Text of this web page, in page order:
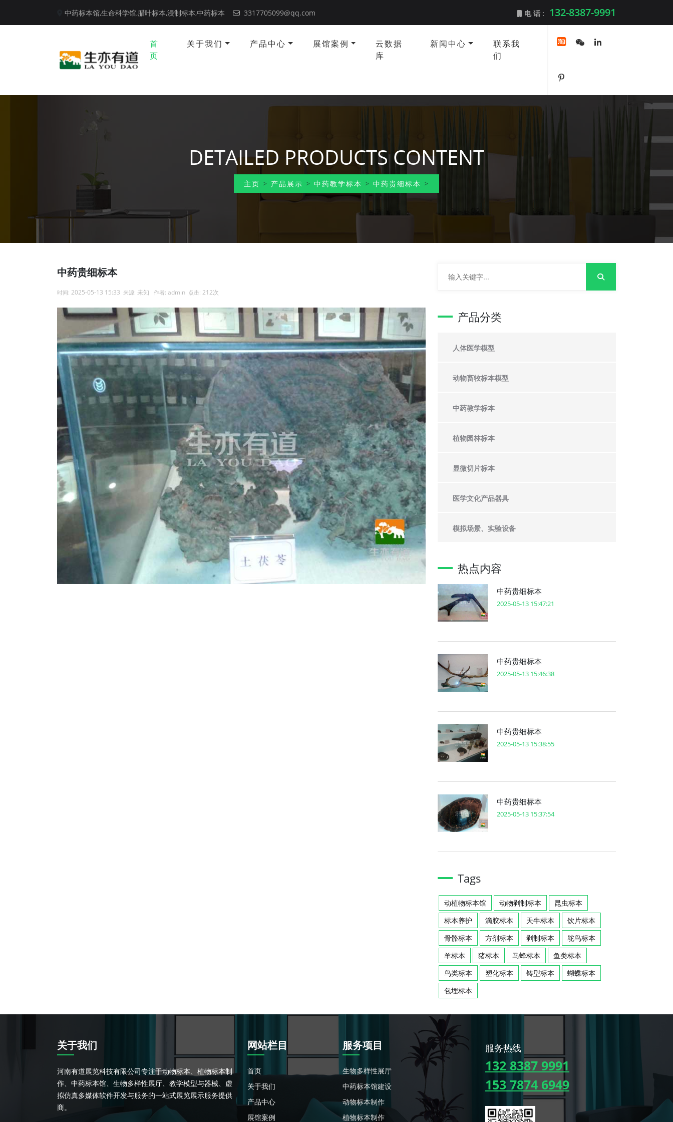
中药标本馆,生命科学馆,腊叶标本,浸制标本,中药标本 3317705099@qq.com 电 话 : 132-8387-9991
首
页
关于我们 产品中心 展馆案例
云数据
库
新闻中心
联系我
们
DETAILED PRODUCTS CONTENT
主页 > 产品展示 > 中药教学标本 > 中药贵细标本 >
中药贵细标本
时间: 2025-05-13 15:33 来源: 未知 作者: admin 点击: 212次
产品分类
人体医学模型
动物畜牧标本模型
中药教学标本
植物园林标本
显微切片标本
医学文化产品器具
模拟场景、实验设备
热点内容
中药贵细标本
2025-05-13 15:47:21
中药贵细标本
2025-05-13 15:46:38
中药贵细标本
2025-05-13 15:38:55
中药贵细标本
2025-05-13 15:37:54
Tags
动植物标本馆 动物剥制标本
昆虫标本
标本养护
滴胶标本 天牛标本
饮片标本
骨骼标本
方剂标本 剥制标本
鸵鸟标本
羊标本
猪标本 马蜂标本
鱼类标本
鸟类标本
塑化标本 铸型标本
蝴蝶标本
包埋标本
关于我们
河南有道展览科技有限公司专注于动物标本、植物标本制
作、中药标本馆、生物多样性展厅、教学模型与器械、虚
拟仿真多媒体软件开发与服务的一站式展览展示服务提供
商。
网站栏目
首页
关于我们
产品中心
展馆案例
服务项目
生物多样性展厅
中药标本馆建设
动物标本制作
植物标本制作
服务热线
132 8387 9991
153 7874 6949